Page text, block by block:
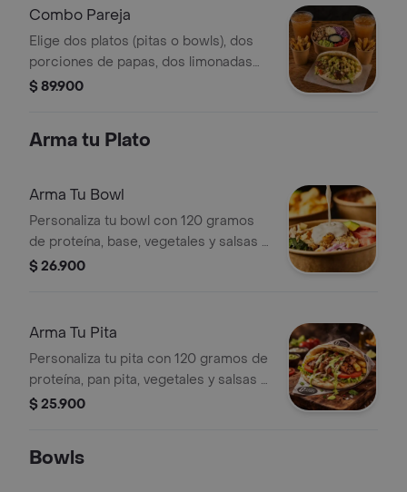
Combo Pareja
Elige dos platos (pitas o bowls), dos
porciones de papas, dos limonadas
de panela y 2 minipitas para
$ 89.900
Arma tu Plato
Arma Tu Bowl
Personaliza tu bowl con 120 gramos
de proteína, base, vegetales y salsas a
elección.
$ 26.900
Arma Tu Pita
Personaliza tu pita con 120 gramos de
proteína, pan pita, vegetales y salsas a
elección.
$ 25.900
Bowls